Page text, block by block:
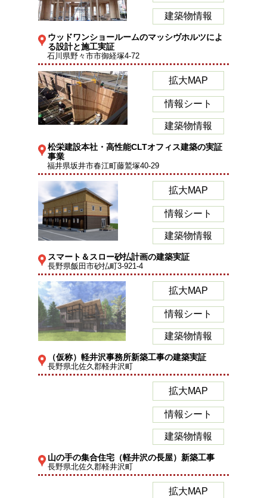
建築物情報
ウッドワンショールームのマッシヴホルツによ
る設計と施工実証
石川県野々市市御経塚4-72
拡大MAP
情報シート
建築物情報
松栄建設本社・高性能CLTオフィス建築の実証
事業
福井県坂井市春江町藤鷲塚40-29
拡大MAP
情報シート
建築物情報
スマート＆スロー砂払計画の建築実証
長野県飯田市砂払町3-921-4
拡大MAP
情報シート
建築物情報
（仮称）軽井沢事務所新築工事の建築実証
長野県北佐久郡軽井沢町
拡大MAP
情報シート
建築物情報
山の手の集合住宅（軽井沢の長屋）新築工事
長野県北佐久郡軽井沢町
拡大MAP